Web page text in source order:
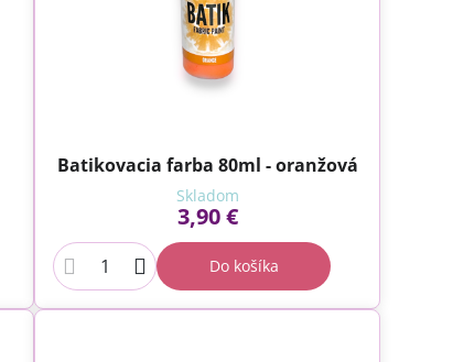
Batikovacia farba 80ml - oranžová
Skladom
3,90 €
Do košíka